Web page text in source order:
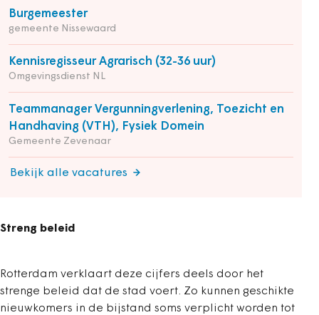
Burgemeester
gemeente Nissewaard
Kennisregisseur Agrarisch (32-36 uur)
Omgevingsdienst NL
Teammanager Vergunningverlening, Toezicht en
Handhaving (VTH), Fysiek Domein
Gemeente Zevenaar
Bekijk alle vacatures
Streng beleid
Rotterdam verklaart deze cijfers deels door het
strenge beleid dat de stad voert. Zo kunnen geschikte
nieuwkomers in de bijstand soms verplicht worden tot